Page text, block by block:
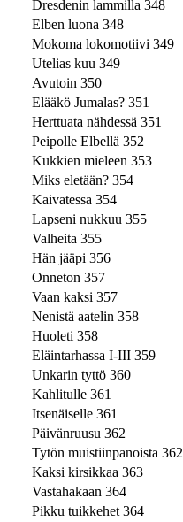
Dresdenin lammilla 348
Elben luona 348
Mokoma lokomotiivi 349
Utelias kuu 349
Avutoin 350
Elääkö Jumalas? 351
Herttuata nähdessä 351
Peipolle Elbellä 352
Kukkien mieleen 353
Miks eletään? 354
Kaivatessa 354
Lapseni nukkuu 355
Valheita 355
Hän jääpi 356
Onneton 357
Vaan kaksi 357
Nenistä aatelin 358
Huoleti 358
Eläintarhassa I-III 359
Unkarin tyttö 360
Kahlitulle 361
Itsenäiselle 361
Päivänruusu 362
Tytön muistiinpanoista 362
Kaksi kirsikkaa 363
Vastahakaan 364
Pikku tuikkehet 364